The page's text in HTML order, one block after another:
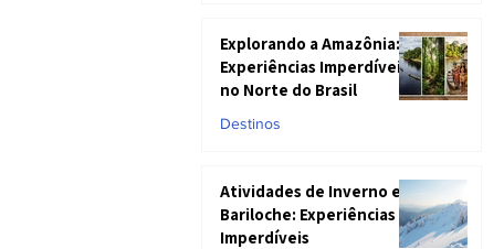
Explorando a Amazônia:
Experiências Imperdíveis
no Norte do Brasil
Destinos
Atividades de Inverno em
Bariloche: Experiências
Imperdíveis